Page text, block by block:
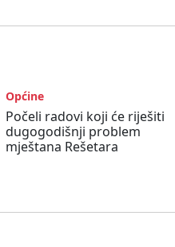
Općine
Počeli radovi koji će riješiti
dugogodišnji problem
mještana Rešetara